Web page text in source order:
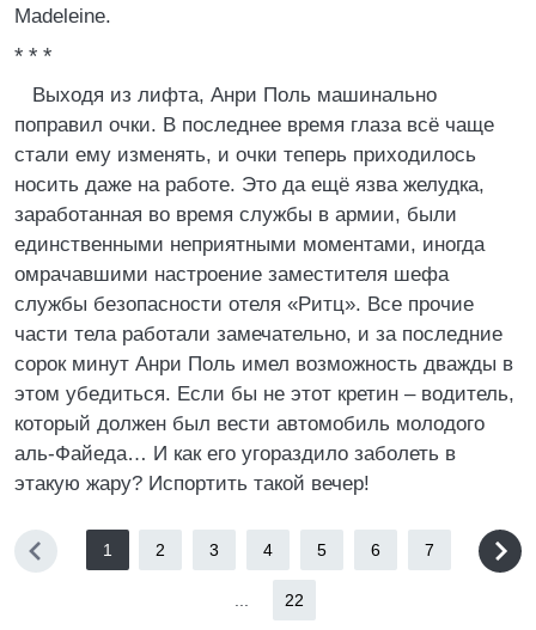
Madeleine.
* * *
Выходя из лифта, Анри Поль машинально
поправил очки. В последнее время глаза всё чаще
стали ему изменять, и очки теперь приходилось
носить даже на работе. Это да ещё язва желудка,
заработанная во время службы в армии, были
единственными неприятными моментами, иногда
омрачавшими настроение заместителя шефа
службы безопасности отеля «Ритц». Все прочие
части тела работали замечательно, и за последние
сорок минут Анри Поль имел возможность дважды в
этом убедиться. Если бы не этот кретин – водитель,
который должен был вести автомобиль молодого
аль-Файеда… И как его угораздило заболеть в
этакую жару? Испортить такой вечер!
1 2 3 4 5 6 7
22